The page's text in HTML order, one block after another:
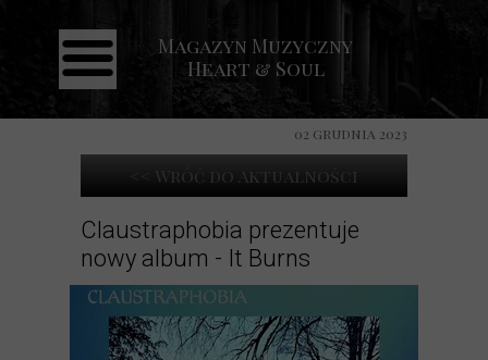
Strona główna
Aktualności
Koncerty
Galeria
Kontakt
Magazyn Muzyczny
Heart & Soul
Claustraphobia prezentuje
nowy album - It Burns
<< Wróć do Aktualności
02 grudnia 2023